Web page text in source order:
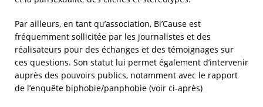
Par ailleurs, en tant qu’association, Bi’Cause est
fréquemment sollicitée par les journalistes et des
réalisateurs pour des échanges et des témoignages sur
ces questions. Son statut lui permet également d’intervenir
auprès des pouvoirs publics, notamment avec le rapport
de l’enquête biphobie/panphobie (voir ci-après)